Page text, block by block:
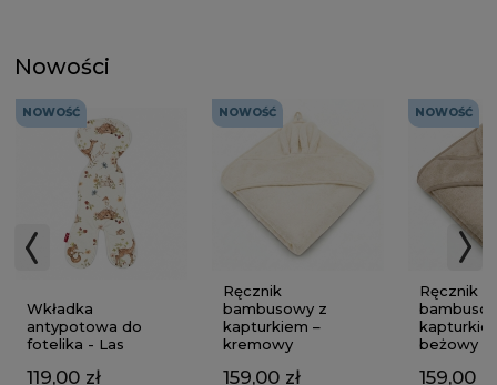
Nowości
NOWOŚĆ
Wkładka
antypotowa do
fotelika - Las
119,00 zł
NOWOŚĆ
Ręcznik
bambusowy z
kapturkiem –
kremowy
159,00 zł
NOWOŚĆ
Ręcznik
beżowy
159,00 zł